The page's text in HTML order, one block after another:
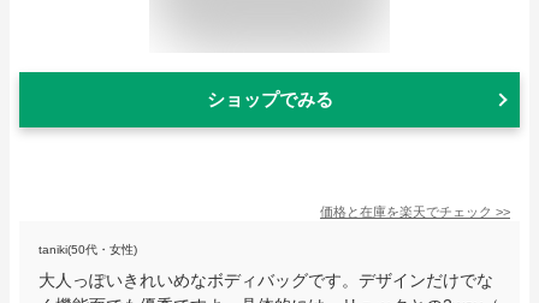
ショップでみる
価格と在庫を楽天でチェック >>
taniki(50代・女性)
大人っぽいきれいめなボディバッグです。デザインだけでな